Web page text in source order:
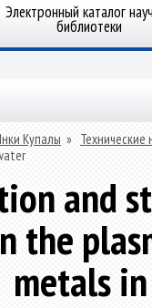
Электронный каталог
библиотеки
Купалы » Технические
and
the
metals